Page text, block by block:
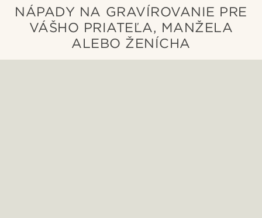
NÁPADY NA GRAVÍROVANIE PRE
VÁŠHO PRIATEĽA, MANŽELA
ALEBO ŽENÍCHA